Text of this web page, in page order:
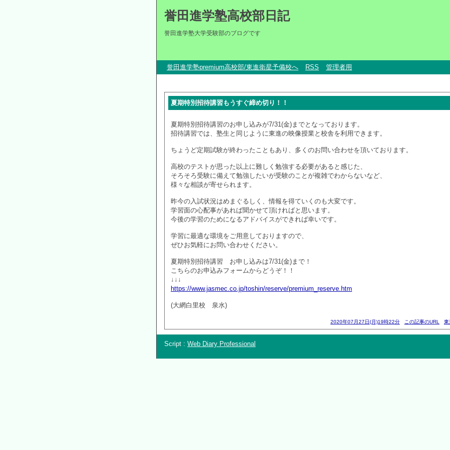
誉田進学塾高校部日記
誉田進学塾大学受験部のブログです
誉田進学塾premium高校部/東進衛星予備校へ RSS 管理者用
夏期特別招待講習もうすぐ締め切り！！
夏期特別招待講習のお申し込みが7/31(金)までとなっております。
招待講習では、塾生と同じように東進の映像授業と校舎を利用できます。
ちょうど定期試験が終わったこともあり、多くのお問い合わせを頂いております。
高校のテストが思った以上に難しく勉強する必要があると感じた、
そろそろ受験に備えて勉強したいが受験のことが複雑でわからないなど、
様々な相談が寄せられます。
昨今の入試状況はめまぐるしく、情報を得ていくのも大変です。
学習面の心配事があれば聞かせて頂ければと思います。
今後の学習のためになるアドバイスができれば幸いです。
学習に最適な環境をご用意しておりますので、
ぜひお気軽にお問い合わせください。
夏期特別招待講習 お申し込みは7/31(金)まで！
こちらのお申込みフォームからどうぞ！！
↓↓↓
https://www.jasmec.co.jp/toshin/reserve/premium_reserve.htm
(大網白里校 泉水)
2020年07月27日(月)19時22分 この記事のURL 東
Script : Web Diary Professional